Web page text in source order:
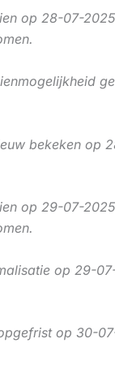
op 28-07-
bekeken op
op 29-07-
op 29-
op 30-